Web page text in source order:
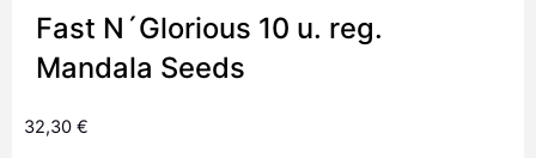
Fast N´Glorious 10 u. reg.
Mandala Seeds
32,30 €